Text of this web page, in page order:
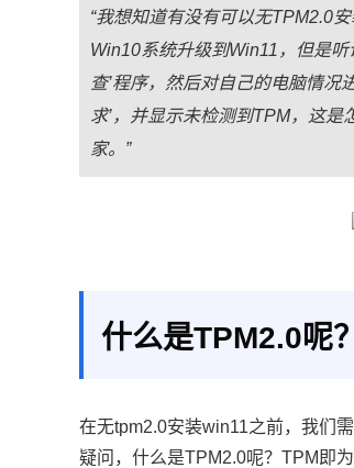
“我想知道有没有可以无TPM2.0
Win10系统升级到Win11，但是听
查’程序，然后对自己的电脑情况
求’，并显示未检测到TPM，这
家。”
什么是TPM2.0呢？
在无tpm2.0安装win11之前，我们
疑问，什么是TPM2.0呢？TPM即